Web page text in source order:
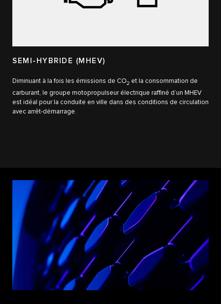
SEMI-HYBRIDE (MHEV)
Diminuant à la fois les émissions de CO2 et la consommation de
carburant, le groupe motopropulseur électrique raffiné d’un MHEV
est idéal pour la conduite en ville dans des conditions de circulation
avec arrêt-démarrage.